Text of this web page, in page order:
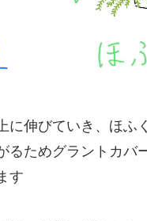
に伸びていき、ほふ
るためグラントカバ
す